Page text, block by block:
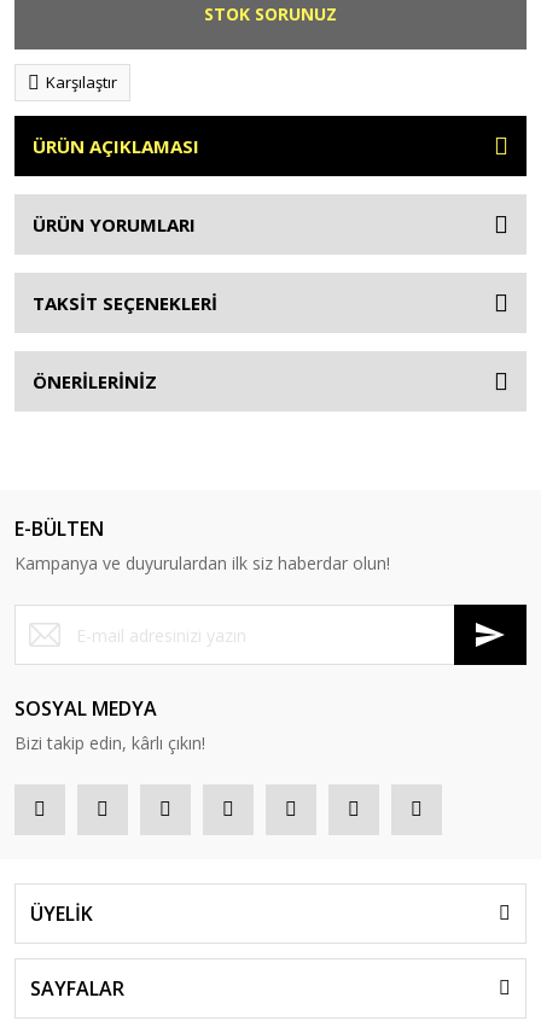
STOK SORUNUZ
Karşılaştır
ÜRÜN AÇIKLAMASI
ÜRÜN YORUMLARI
TAKSİT SEÇENEKLERİ
ÖNERİLERİNİZ
E-BÜLTEN
Kampanya ve duyurulardan ilk siz haberdar olun!
SOSYAL MEDYA
Bizi takip edin, kârlı çıkın!
ÜYELİK
SAYFALAR